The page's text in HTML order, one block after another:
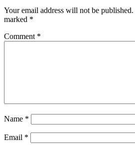
Your email address will not be published.
marked *
Comment *
Name *
Email *